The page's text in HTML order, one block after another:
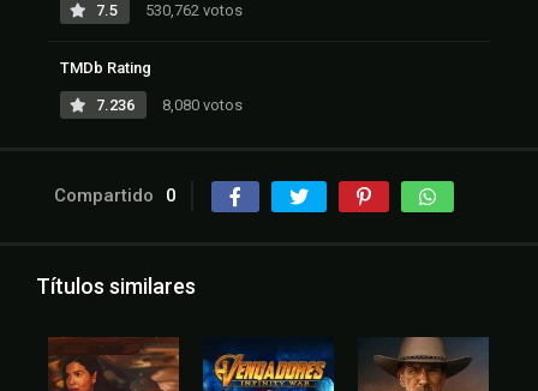
7.5 530,762 votos
TMDb Rating
7.236 8,080 votos
Compartido 0
Títulos similares